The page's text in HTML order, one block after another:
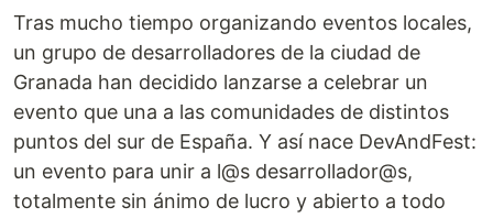
Tras mucho tiempo organizando eventos locales,
un grupo de desarrolladores de la ciudad de
Granada han decidido lanzarse a celebrar un
evento que una a las comunidades de distintos
puntos del sur de España. Y así nace DevAndFest:
un evento para unir a l@s desarrollador@s,
totalmente sin ánimo de lucro y abierto a todo